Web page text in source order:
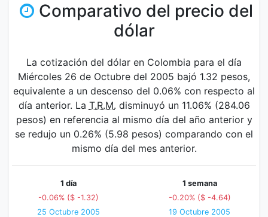
Comparativo del precio del
dólar
La cotización del dólar en Colombia para el día
Miércoles 26 de Octubre del 2005 bajó 1.32 pesos,
equivalente a un descenso del 0.06% con respecto al
día anterior. La T.R.M. disminuyó un 11.06% (284.06
pesos) en referencia al mismo día del año anterior y
se redujo un 0.26% (5.98 pesos) comparando con el
mismo día del mes anterior.
1 día
-0.06% ($ -1.32)
25 Octubre 2005
1 semana
-0.20% ($ -4.64)
19 Octubre 2005